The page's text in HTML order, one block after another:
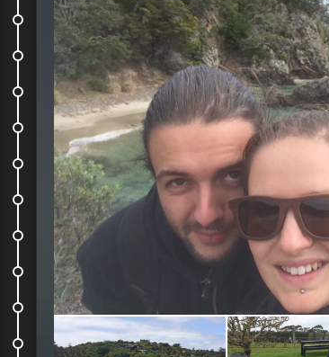
Coromandel again
Hobbiton and Rotorua
Waitomo cave
Skydive !
En route pour le sud
Le ferry
En route pour Abel Tasman
Une journée fabuleuse
On descend sur la West Coast
Une jolie journée